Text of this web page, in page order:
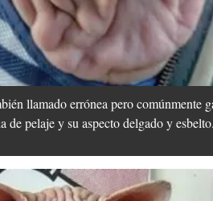
llamado errónea pero comúnmente
de pelaje y su aspecto delgado y